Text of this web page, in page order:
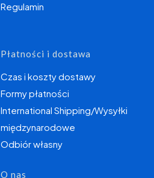
Regulamin
Płatności i dostawa
Czas i koszty dostawy
Formy płatności
International Shipping/Wysyłki
międzynarodowe
Odbiór własny
O nas